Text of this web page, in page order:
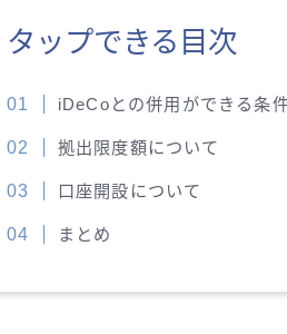
タップできる目次
iDeCoとの併用ができる条
拠出限度額について
口座開設について
まとめ